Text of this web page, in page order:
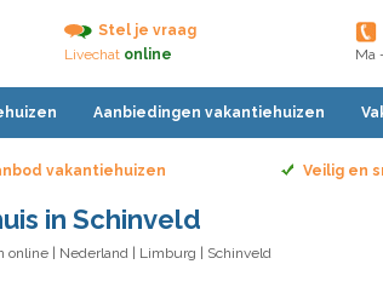
Stel je vraag
Livechat online
Ma
Aanbiedingen vakantiehuizen
vakantiehuizen Veilig en
in Schinveld
online Nederland Limburg | Schinveld